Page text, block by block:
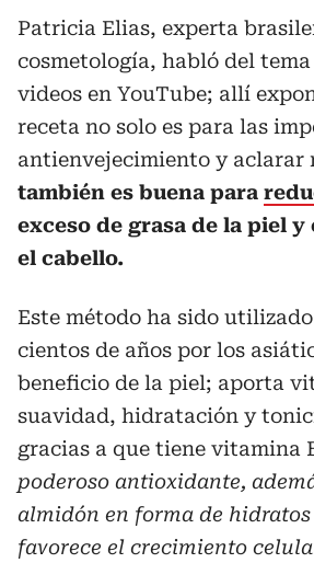
Patricia Elias, experta
cosmetología, habló del tema
videos en YouTube; allí
receta no solo es para las
antienvejecimiento y aclarar
también es buena para
exceso de grasa de la piel y
el cabello.
Este método ha sido
cientos de años por los
beneficio de la piel; aporta
suavidad, hidratación y
gracias a que tiene vitamina
poderoso antioxidante,
almidón en forma de hidratos
favorece el crecimiento